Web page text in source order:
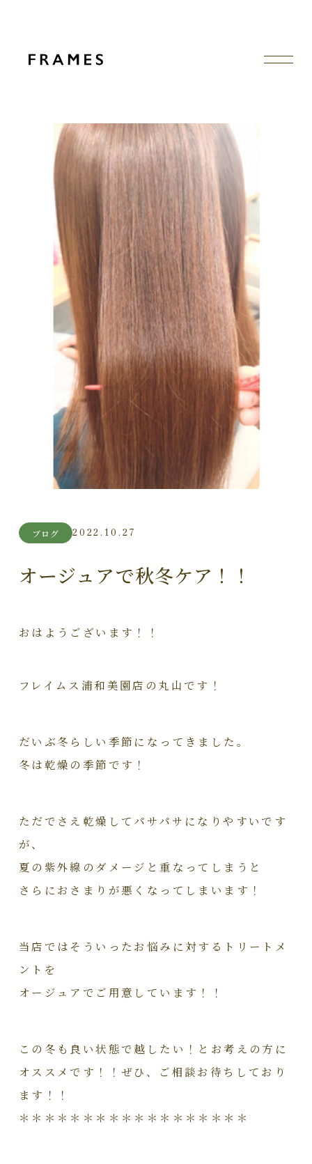
ブログ 2022.10.27
オージュアで秋冬ケア！！
おはようございます！！
フレイムス浦和美園店の丸山です！
だいぶ冬らしい季節になってきました。
冬は乾燥の季節です！
ただでさえ乾燥してパサパサになりやすいです
が、
夏の紫外線のダメージと重なってしまうと
さらにおさまりが悪くなってしまいます！
当店ではそういったお悩みに対するトリートメ
ントを
オージュアでご用意しています！！
この冬も良い状態で越したい！とお考えの方に
オススメです！！ぜひ、ご相談お待ちしており
ます！！
＊＊＊＊＊＊＊＊＊＊＊＊＊＊＊＊＊＊